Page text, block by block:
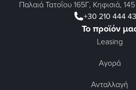
Παλαιά Τατοΐου 165Γ, Κηφισιά,
+30 210 444
Το προϊόν
Leasing
Αγορά
Ανταλλαγή